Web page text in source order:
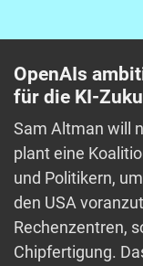
OpenAIs
für die KI-
Sam Altman will
plant eine
und Politikern,
den USA
Rechenzentren,
Chipfertigung.